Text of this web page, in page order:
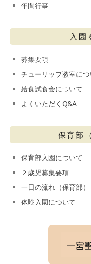
年間行事
入園
募集要項
チューリップ教室につ
給食試食会について
よくいただくQ&A
保育部
保育部入園について
２歳児募集要項
一日の流れ（保育部）
体験入園について